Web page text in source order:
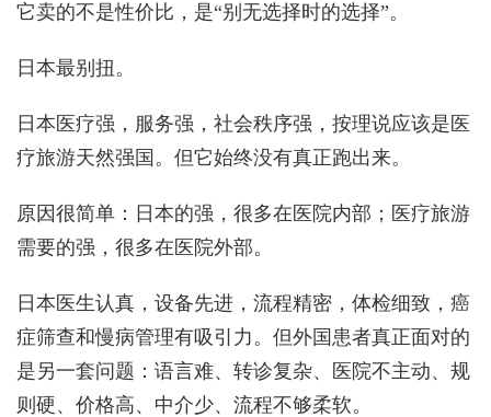
它卖的不是性价比，是“别无选择时的选择”。
日本最别扭。
日本医疗强，服务强，社会秩序强，按理说应该是医
疗旅游天然强国。但它始终没有真正跑出来。
原因很简单：日本的强，很多在医院内部；医疗旅游
需要的强，很多在医院外部。
日本医生认真，设备先进，流程精密，体检细致，癌
症筛查和慢病管理有吸引力。但外国患者真正面对的
是另一套问题：语言难、转诊复杂、医院不主动、规
则硬、价格高、中介少、流程不够柔软。